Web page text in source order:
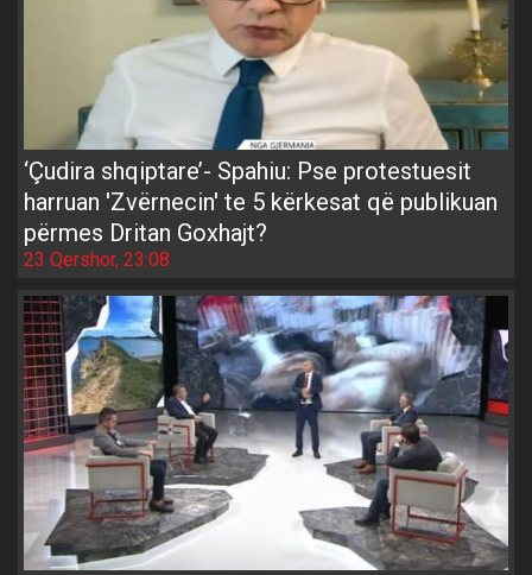
‘Çudira shqiptare’- Spahiu: Pse protestuesit
harruan 'Zvërnecin' te 5 kërkesat që publikuan
përmes Dritan Goxhajt?
23 Qershor, 23:08